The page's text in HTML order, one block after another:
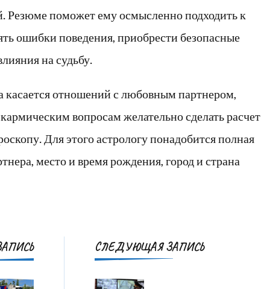
Резюме поможет ему осмысленно подходить к
ошибки поведения, приобрести безопасные
на судьбу.
касается отношений с любовным партнером,
вопросам желательно сделать расчет
Для этого астрологу понадобится полная
место и время рождения, город и страна
Навигация
записям
СЛЕДУЮЩАЯ ЗАПИСЬ